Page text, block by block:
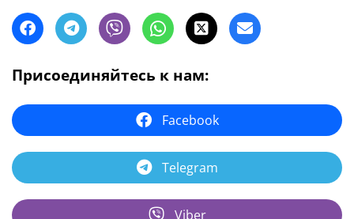
Присоединяйтесь к нам:
Facebook
Telegram
Viber